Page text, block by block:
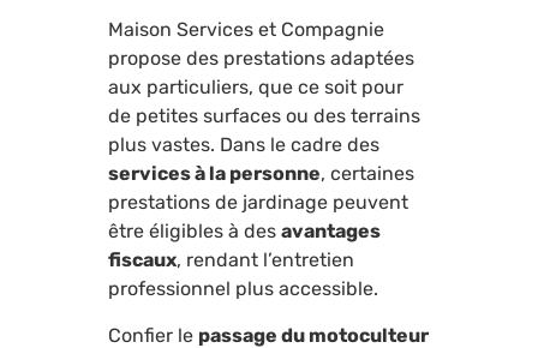
Maison Services et Compagnie
propose des prestations adaptées
aux particuliers, que ce soit pour
de petites surfaces ou des terrains
plus vastes. Dans le cadre des
services à la personne, certaines
prestations de jardinage peuvent
être éligibles à des avantages
fiscaux, rendant l’entretien
professionnel plus accessible.
Confier le passage du motoculteur